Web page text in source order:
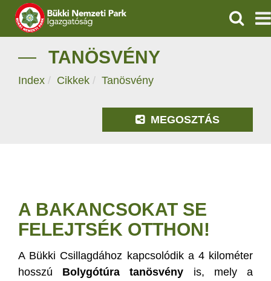
IGAZGATÓSÁG
TERMÉSZETVÉDELEM
GEOPARKOK
KAPCSOLAT
TANÖSVÉNY
Index Cikkek Tanösvény
MEGOSZTÁS
A BAKANCSOKAT SE
FELEJTSÉK OTTHON!
A Bükki Csillagdához kapcsolódik a 4 kilométer
hosszú Bolygótúra tanösvény is, mely a